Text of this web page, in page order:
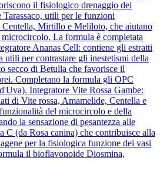
il fisiologico drenaggio dei
utili per le funzioni
Centella, Mirtillo e Meliloto, che aiutano
La formula è completata
Ananas Cell: contiene gli estratti
utili per contrastare gli inestetismi della
secco di Betulla che favorisce il
Completano la formula gli OPC
Integratore Vite Rossa Gambe:
di Vite rossa, Amamelide, Centella e
del microcircolo e della
la sensazione di pesantezza alle
C (da Rosa canina) che contribuisce alla
per la fisiologica funzione dei vasi
il bioflavonoide Diosmina,